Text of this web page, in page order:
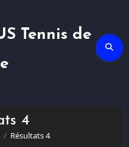
Tennis de
4
Résultats 4